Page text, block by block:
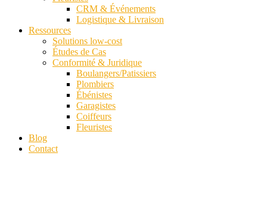
CRM & Événements
Logistique & Livraison
Ressources
Solutions low-cost
Études de Cas
Conformité & Juridique
Boulangers/Patissiers
Plombiers
Ébénistes
Garagistes
Coiffeurs
Fleuristes
Blog
Contact